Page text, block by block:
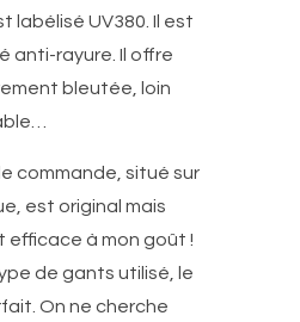
labélisé UV380. Il est
anti-rayure. Il offre
bleutée, loin
commande, situé sur
est original mais
à mon goût !
de gants utilisé, le
On ne cherche